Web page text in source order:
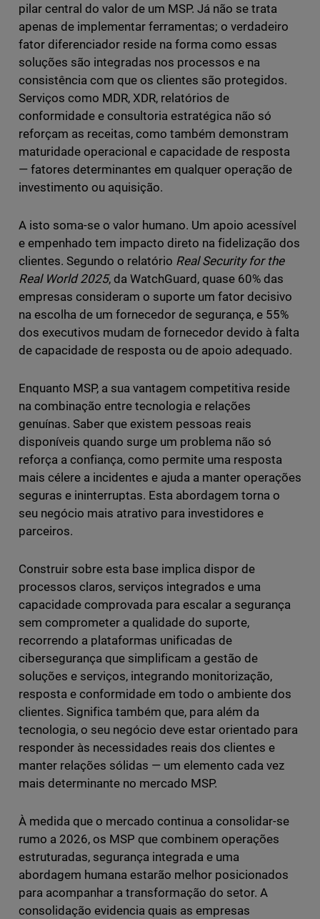
pilar central do valor de um MSP. Já não se trata
apenas de implementar ferramentas; o verdadeiro
fator diferenciador reside na forma como essas
soluções são integradas nos processos e na
consistência com que os clientes são protegidos.
Serviços como MDR, XDR, relatórios de
conformidade e consultoria estratégica não só
reforçam as receitas, como também demonstram
maturidade operacional e capacidade de resposta
— fatores determinantes em qualquer operação de
investimento ou aquisição.
A isto soma-se o valor humano. Um apoio acessível
e empenhado tem impacto direto na fidelização dos
clientes. Segundo o relatório Real Security for the
Real World 2025, da WatchGuard, quase 60% das
empresas consideram o suporte um fator decisivo
na escolha de um fornecedor de segurança, e 55%
dos executivos mudam de fornecedor devido à falta
de capacidade de resposta ou de apoio adequado.
Enquanto MSP, a sua vantagem competitiva reside
na combinação entre tecnologia e relações
genuínas. Saber que existem pessoas reais
disponíveis quando surge um problema não só
reforça a confiança, como permite uma resposta
mais célere a incidentes e ajuda a manter operações
seguras e ininterruptas. Esta abordagem torna o
seu negócio mais atrativo para investidores e
parceiros.
Construir sobre esta base implica dispor de
processos claros, serviços integrados e uma
capacidade comprovada para escalar a segurança
sem comprometer a qualidade do suporte,
recorrendo a plataformas unificadas de
cibersegurança que simplificam a gestão de
soluções e serviços, integrando monitorização,
resposta e conformidade em todo o ambiente dos
clientes. Significa também que, para além da
tecnologia, o seu negócio deve estar orientado para
responder às necessidades reais dos clientes e
manter relações sólidas — um elemento cada vez
mais determinante no mercado MSP.
À medida que o mercado continua a consolidar-se
rumo a 2026, os MSP que combinem operações
estruturadas, segurança integrada e uma
abordagem humana estarão melhor posicionados
para acompanhar a transformação do setor. A
consolidação evidencia quais as empresas